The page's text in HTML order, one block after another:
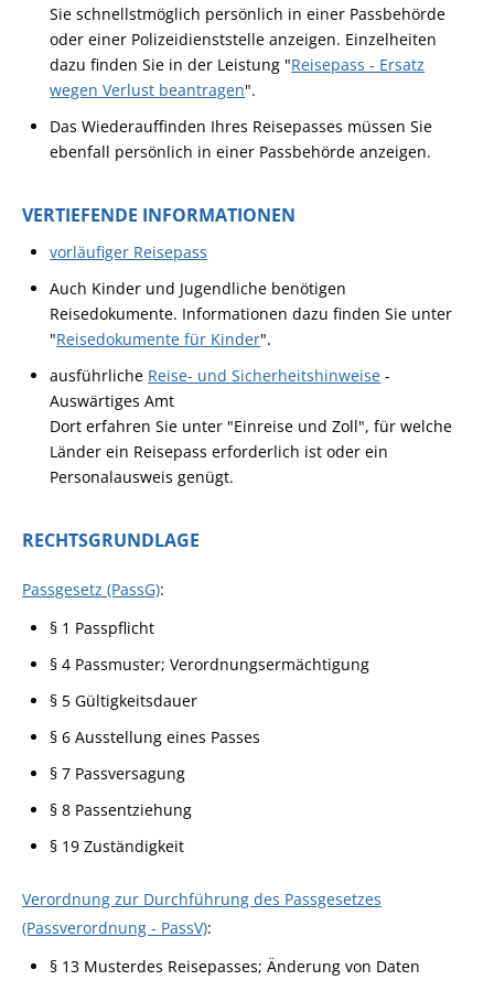
Sie schnellstmöglich persönlich in einer Passbehörde
oder einer Polizeidienststelle anzeigen. Einzelheiten
dazu finden Sie in der Leistung "Reisepass - Ersatz
wegen Verlust beantragen".
Das Wiederauffinden Ihres Reisepasses müssen Sie
ebenfall persönlich in einer Passbehörde anzeigen.
VERTIEFENDE INFORMATIONEN
vorläufiger Reisepass
Auch Kinder und Jugendliche benötigen
Reisedokumente. Informationen dazu finden Sie unter
"Reisedokumente für Kinder".
ausführliche Reise- und Sicherheitshinweise -
Auswärtiges Amt
Dort erfahren Sie unter "Einreise und Zoll", für welche
Länder ein Reisepass erforderlich ist oder ein
Personalausweis genügt.
RECHTSGRUNDLAGE
Passgesetz (PassG):
§ 1 Passpflicht
§ 4 Passmuster; Verordnungsermächtigung
§ 5 Gültigkeitsdauer
§ 6 Ausstellung eines Passes
§ 7 Passversagung
§ 8 Passentziehung
§ 19 Zuständigkeit
Verordnung zur Durchführung des Passgesetzes
(Passverordnung - PassV):
§ 13 Musterdes Reisepasses; Änderung von Daten